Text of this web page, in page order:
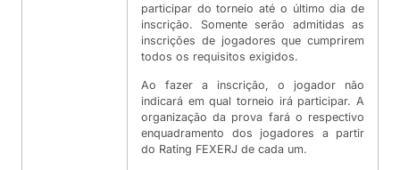
participar do torneio até o último dia de
inscrição. Somente serão admitidas as
inscrições de jogadores que cumprirem
todos os requisitos exigidos.
Ao fazer a inscrição, o jogador não
indicará em qual torneio irá participar. A
organização da prova fará o respectivo
enquadramento dos jogadores a partir
do Rating FEXERJ de cada um.